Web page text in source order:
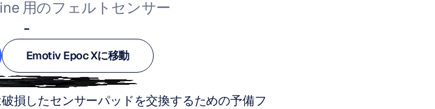
用のフェルトセンサー
-
Emotiv Epoc Xに移動
Emotiv Epoc Xに移動
損したセンサーパッドを交換するための予備フ